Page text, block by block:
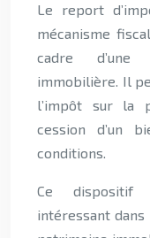
Le report
mécanisme
cadre d’une
immobilière. Il
l’impôt sur la
cession d’un
conditions.
Ce dispositif
intéressant dans